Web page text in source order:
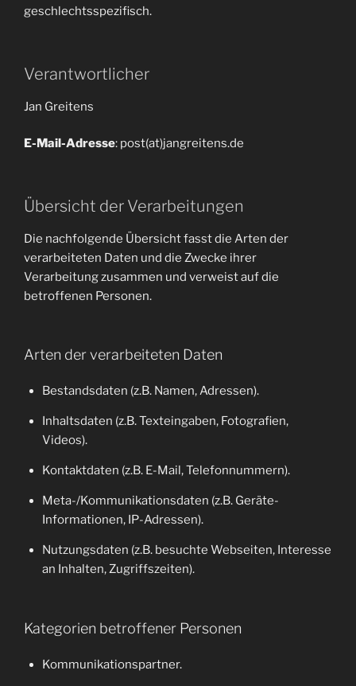
geschlechtsspezifisch.
Verantwortlicher
Jan Greitens
E-Mail-Adresse: post(at)jangreitens.de
Übersicht der Verarbeitungen
Die nachfolgende Übersicht fasst die Arten der
verarbeiteten Daten und die Zwecke ihrer
Verarbeitung zusammen und verweist auf die
betroffenen Personen.
Arten der verarbeiteten Daten
Bestandsdaten (z.B. Namen, Adressen).
Inhaltsdaten (z.B. Texteingaben, Fotografien,
Videos).
Kontaktdaten (z.B. E-Mail, Telefonnummern).
Meta-/Kommunikationsdaten (z.B. Geräte-
Informationen, IP-Adressen).
Nutzungsdaten (z.B. besuchte Webseiten, Interesse
an Inhalten, Zugriffszeiten).
Kategorien betroffener Personen
Kommunikationspartner.